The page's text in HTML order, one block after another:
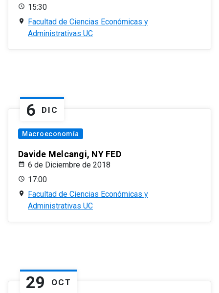
15:30
Facultad de Ciencias Económicas y
Administrativas UC
6 DIC
Macroeconomía
Davide Melcangi, NY FED
6 de Diciembre de 2018
17:00
Facultad de Ciencias Económicas y
Administrativas UC
29 OCT